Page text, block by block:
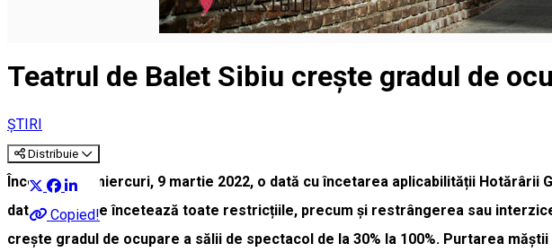
Teatrul de Balet Sibiu crește gradul de
ȘTIRI
Distribuie
Copied!
Începând de miercuri, 9 martie 2022, o dată cu încetarea aplicabilității
dată de la care încetează toate restricțiile, precum și restrângerea sau
crește gradul de ocupare a sălii de spectacol de la 30% la 100%. Purtarea